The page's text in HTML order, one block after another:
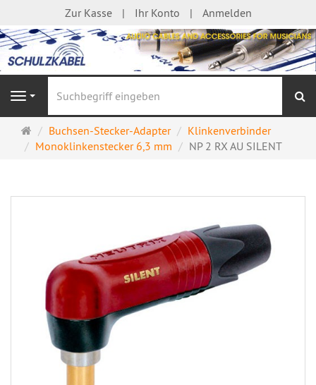
Zur Kasse Ihr Konto Anmelden
Navigation
Startseite
Buchsen-Stecker-Adapter
Klinkenverbinder
Monoklinkenstecker 6,3 mm
NP 2 RX AU SILENT